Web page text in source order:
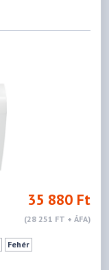
35 880 Ft
(28 251 FT + ÁFA)
Fehér